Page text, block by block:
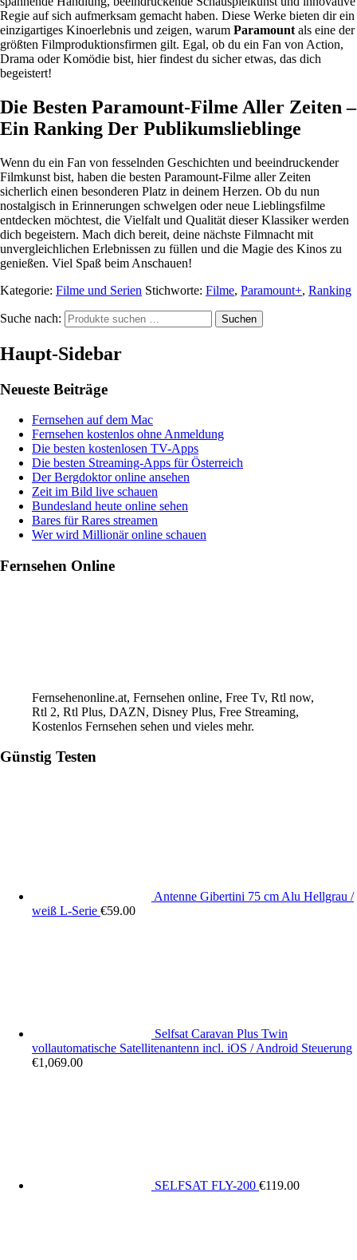
Regie auf sich aufmerksam gemacht haben. Diese Werke bieten dir ein
einzigartiges Kinoerlebnis und zeigen, warum Paramount als eine der
größten Filmproduktionsfirmen gilt. Egal, ob du ein Fan von Action,
Drama oder Komödie bist, hier findest du sicher etwas, das dich
begeistert!
Die Besten Paramount-Filme Aller Zeiten –
Ein Ranking Der Publikumslieblinge
Wenn du ein Fan von fesselnden Geschichten und beeindruckender
Filmkunst bist, haben die besten Paramount-Filme aller Zeiten
sicherlich einen besonderen Platz in deinem Herzen. Ob du nun
nostalgisch in Erinnerungen schwelgen oder neue Lieblingsfilme
entdecken möchtest, die Vielfalt und Qualität dieser Klassiker werden
dich begeistern. Mach dich bereit, deine nächste Filmnacht mit
unvergleichlichen Erlebnissen zu füllen und die Magie des Kinos zu
genießen. Viel Spaß beim Anschauen!
Kategorie: Filme und Serien Stichworte: Filme, Paramount+, Ranking
Suche nach: Suchen
Haupt-Sidebar
Neueste Beiträge
Fernsehen auf dem Mac
Fernsehen kostenlos ohne Anmeldung
Die besten kostenlosen TV-Apps
Die besten Streaming-Apps für Österreich
Der Bergdoktor online ansehen
Zeit im Bild live schauen
Bundesland heute online sehen
Bares für Rares streamen
Wer wird Millionär online schauen
Fernsehen Online
Fernsehenonline.at, Fernsehen online, Free Tv, Rtl now,
Rtl 2, Rtl Plus, DAZN, Disney Plus, Free Streaming,
Kostenlos Fernsehen sehen und vieles mehr.
Günstig Testen
Antenne Gibertini 75 cm Alu Hellgrau /
weiß L-Serie €59.00
Selfsat Caravan Plus Twin
vollautomatische Satellitenantenn incl. iOS / Android Steuerung
€1,069.00
SELFSAT FLY-200 €119.00